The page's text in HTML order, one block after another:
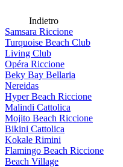
Indietro
Samsara Riccione
Turquoise Beach Club
Living Club
Opéra Riccione
Beky Bay Bellaria
Nereidas
Hyper Beach Riccione
Malindi Cattolica
Mojito Beach Riccione
Bikini Cattolica
Kokale Rimini
Flamingo Beach Riccione
Beach Village